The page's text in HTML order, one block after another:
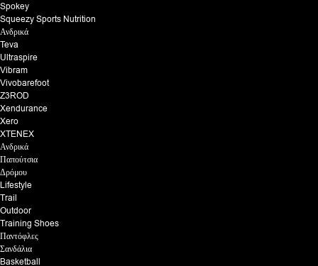
Spokey
Squeezy Sports Nutrition
Ανδρικά
Teva
Ultraspire
Vibram
Vivobarefoot
Z3ROD
Xendurance
Xero
XTENEX
Ανδρικά
Παπούτσια
Δρόμου
Lifestyle
Trail
Outdoor
Training Shoes
Παντόφλες
Σανδάλια
Basketball